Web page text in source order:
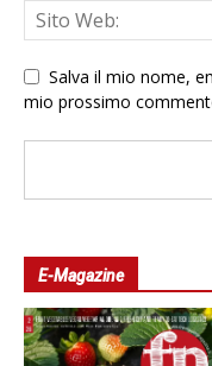
Salva il mio nome,
mio prossimo
E-Magazine